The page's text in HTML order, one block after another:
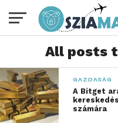
All posts
GAZDASÁG
A Bitget
számára